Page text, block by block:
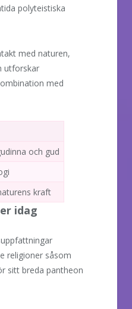
polyteistiska
med naturen,
utforskar
med
och gud
kraft
idag
religioner såsom
sitt breda pantheon